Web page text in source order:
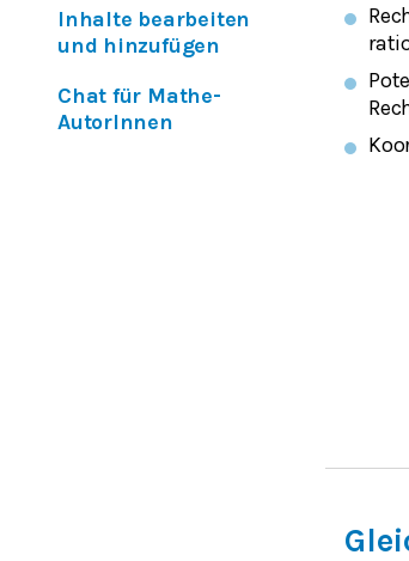
Inhalte bearbeiten
und hinzufügen
Chat für Mathe-
AutorInnen